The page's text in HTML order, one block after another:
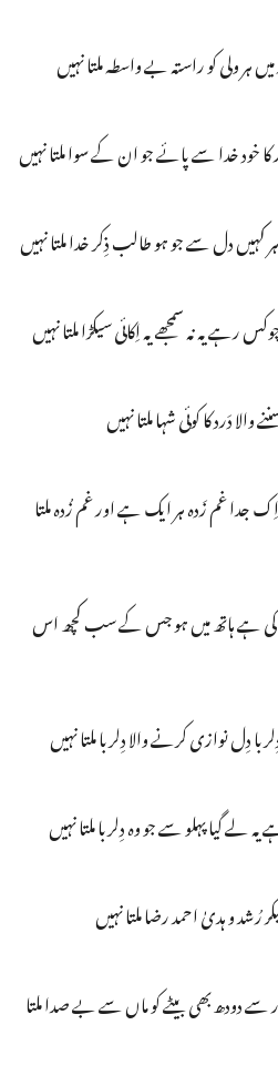
ہر ولی کو راستہ بے واسطہ ملتا نہیں
خود خدا سے پائے جو ان کے سوا ملتا نہیں
دل سے جو ہو طالب ذِکر خدا ملتا نہیں
یہ نہ سمجھے یہ اِکائی سیکڑا ملتا نہیں
والا دَرد کا کوئی شہا ملتا نہیں
غم زَدہ ہر ایک ہے اور غم زُدہ ملتا
ہے ہاتھ میں ہو جس کے سب کچھ اس
دِل نوازی کرنے والا دِلربا ملتا نہیں
لے گیا پہلو سے جو وہ دِلربا ملتا نہیں
رُشد و ہدیٰ احمد رضا ملتا نہیں
دودھ بھی بیٹے کو ماں سے بے صدا ملتا